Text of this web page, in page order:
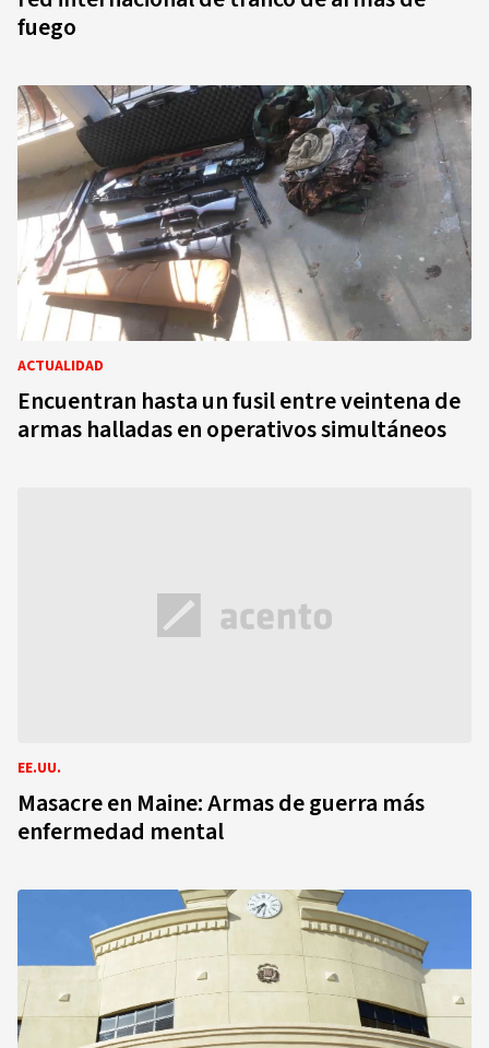
fuego
ACTUALIDAD
Encuentran hasta un fusil entre veintena de
armas halladas en operativos simultáneos
EE.UU.
Masacre en Maine: Armas de guerra más
enfermedad mental